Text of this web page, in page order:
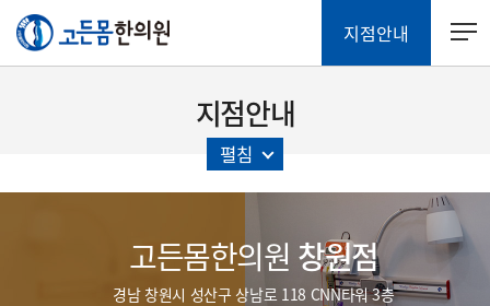
지점안내
지점안내
펼침
고든몸한의원 창원점
경남 창원시 성산구 상남로 118 CNN타워 3층